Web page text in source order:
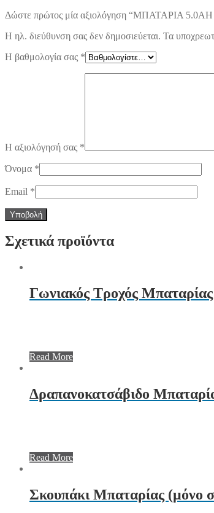
Δώστε πρώτος μία αξιολόγηση “ΜΠΑΤΑΡΙA
Η ηλ. διεύθυνση σας δεν δημοσιεύεται. Τα
Η βαθμολογία σας *
Η αξιολόγησή σας *
Όνομα *
Email *
Σχετικά προϊόντα
Γωνιακός Τροχός
Read More
Δραπανοκατσάβιδο
Read More
Σκουπάκι Μπαταρίας